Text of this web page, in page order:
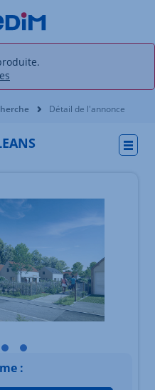
Détail de l'annonce
mobile Afficher
principal mobile Afficher
Visuel principal mobile
Visuel principal mobile
: